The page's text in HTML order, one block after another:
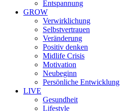
Entspannung
GROW
Verwirklichung
Selbstvertrauen
Veränderung
Positiv denken
Midlife Crisis
Motivation
Neubeginn
Persönliche Entwicklung
LIVE
Gesundheit
Lifestyle